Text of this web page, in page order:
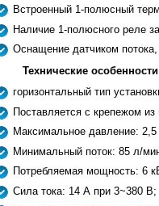
Встроенный 1-полюсный
Наличие 1-полюсного реле
Оснащение датчиком
Технические
горизонтальный тип
Поставляется с крепежом
Максимальное давление: 2,5
Минимальный поток: 85 л/
Потребляемая мощность: 6
Сила тока: 14 А при 3~380 В;